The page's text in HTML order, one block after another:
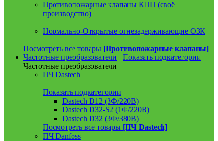
Противопожарные клапаны КПП (своё
производство)
Нормально-Открытые огнезадерживающие ОЗК
Посмотреть все товары [Противопожарные клапаны]
Частотные преобразователи
Показать подкатегории
Частотные преобразователи
ПЧ Dastech
Показать подкатегории
Dastech D12 (3Ф/220В)
Dastech D32-S2 (1Ф/220В)
Dastech D32 (3Ф/380В)
Посмотреть все товары [ПЧ Dastech]
ПЧ Danfoss